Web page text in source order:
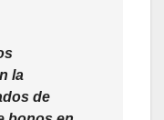
la
de